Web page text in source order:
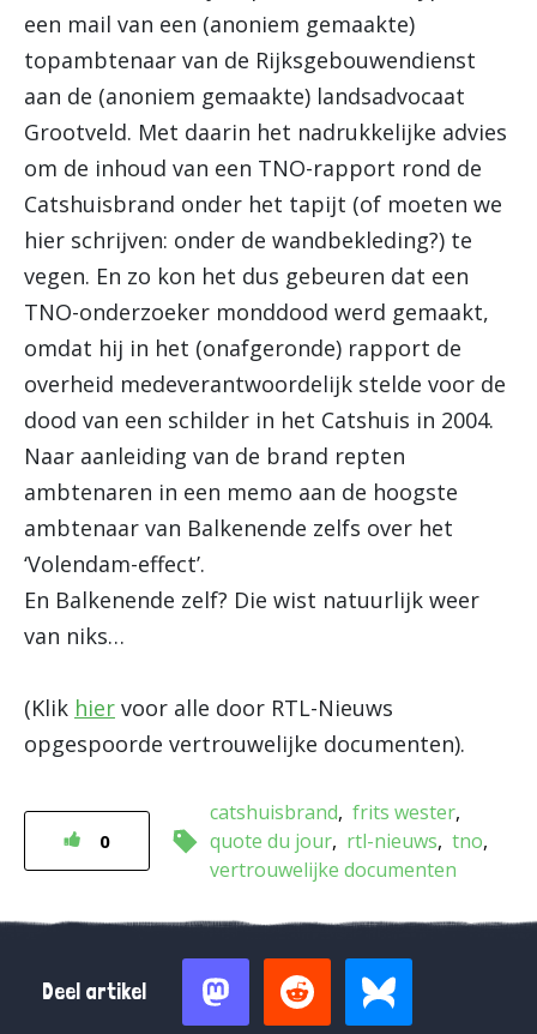
een mail van een (anoniem gemaakte)
topambtenaar van de Rijksgebouwendienst
aan de (anoniem gemaakte) landsadvocaat
Grootveld. Met daarin het nadrukkelijke advies
om de inhoud van een TNO-rapport rond de
Catshuisbrand onder het tapijt (of moeten we
hier schrijven: onder de wandbekleding?) te
vegen. En zo kon het dus gebeuren dat een
TNO-onderzoeker monddood werd gemaakt,
omdat hij in het (onafgeronde) rapport de
overheid medeverantwoordelijk stelde voor de
dood van een schilder in het Catshuis in 2004.
Naar aanleiding van de brand repten
ambtenaren in een memo aan de hoogste
ambtenaar van Balkenende zelfs over het
‘Volendam-effect’.
En Balkenende zelf? Die wist natuurlijk weer
van niks…
(Klik hier voor alle door RTL-Nieuws
opgespoorde vertrouwelijke documenten).
0
catshuisbrand frits wester
quote du jour rtl-nieuws tno
vertrouwelijke documenten
Deel artikel